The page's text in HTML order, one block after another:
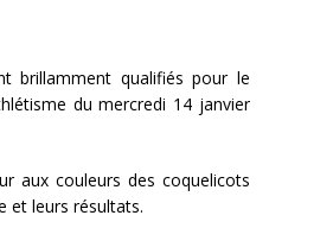
brillamment qualifiés pour le
du mercredi 14 janvier
aux couleurs des coquelicots
et leurs résultats.